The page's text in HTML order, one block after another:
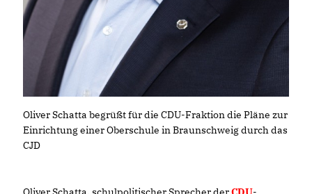
Oliver Schatta begrüßt für die CDU-Fraktion die Pläne zur
Einrichtung einer Oberschule in Braunschweig durch das
CJD